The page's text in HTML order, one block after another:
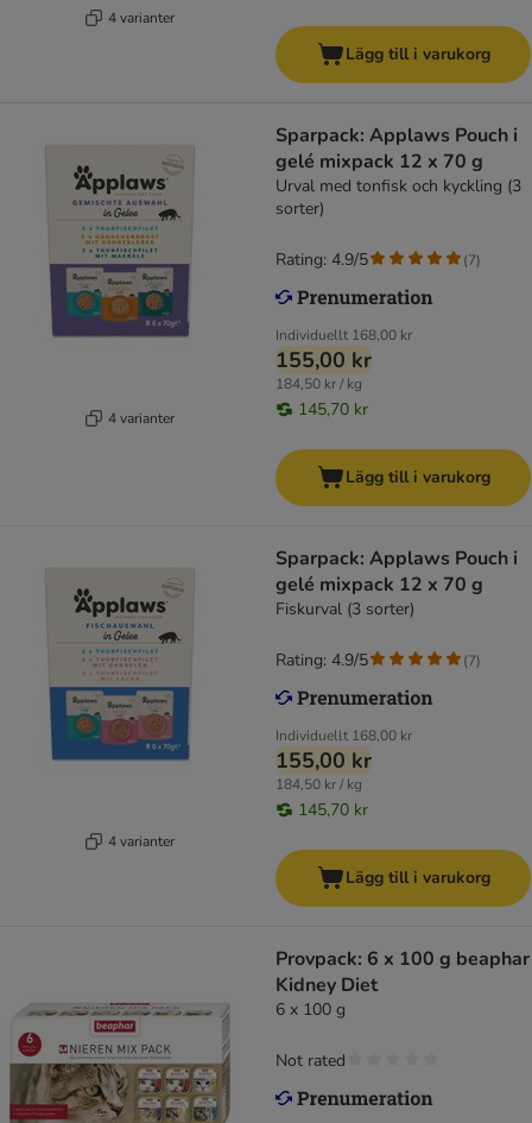
4 varianter
Lägg till i varukorg
4 varianter
Sparpack: Applaws Pouch i
gelé mixpack 12 x 70 g
Urval med tonfisk och kyckling (3
sorter)
Individuellt 168,00 kr
155,00 kr
184,50 kr / kg
145,70 kr
Rating: 4.9/5 (7)
Lägg till i varukorg
4 varianter
Sparpack: Applaws Pouch i
gelé mixpack 12 x 70 g
Fiskurval (3 sorter)
Individuellt 168,00 kr
155,00 kr
184,50 kr / kg
145,70 kr
Rating: 4.9/5 (7)
Lägg till i varukorg
Provpack: 6 x 100 g beaphar
Kidney Diet
6 x 100 g
Not rated